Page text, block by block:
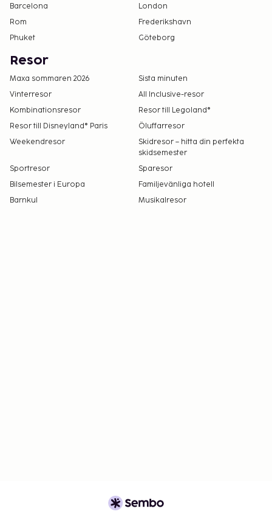
Barcelona
London
Rom
Frederikshavn
Phuket
Göteborg
Resor
Maxa sommaren 2026
Sista minuten
Vinterresor
All Inclusive-resor
Kombinationsresor
Resor till Legoland®
Resor till Disneyland® Paris
Öluffarresor
Weekendresor
Skidresor – hitta din perfekta
skidsemester
Sportresor
Sparesor
Bilsemester i Europa
Familjevänliga hotell
Barnkul
Musikalresor